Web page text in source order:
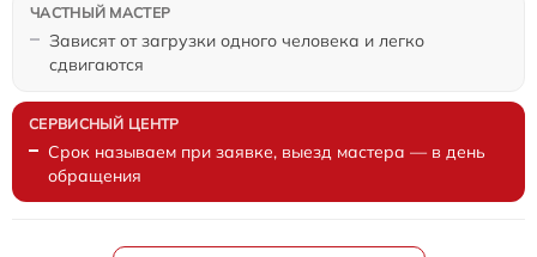
Зависят от загрузки одного человека и легко
сдвигаются
Срок называем при заявке, выезд мастера — в день
обращения